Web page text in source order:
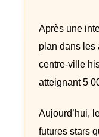
Après une
plan dans les
centre-ville
atteignant 5
Aujourd’hui,
futures stars